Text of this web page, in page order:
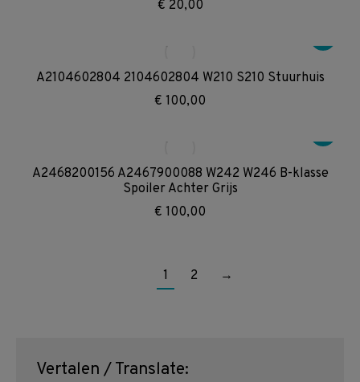
€ 20,00
A2104602804 2104602804 W210 S210 Stuurhuis
€ 100,00
A2468200156 A2467900088 W242 W246 B-klasse
Spoiler Achter Grijs
€ 100,00
1 2 →
Vertalen / Translate: